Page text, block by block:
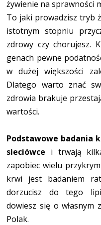
żywienie na sprawności
To jaki prowadzisz tryb
istotnym stopniu
zdrowy czy chorujesz.
genach pewne
w dużej większości
Dlatego warto znać
zdrowia brakuje
wartości.
Podstawowe badania
sieciówce i trwają
zapobiec wielu
krwi jest badaniem
dorzucisz do tego
dowiesz się o własnym
Polak.